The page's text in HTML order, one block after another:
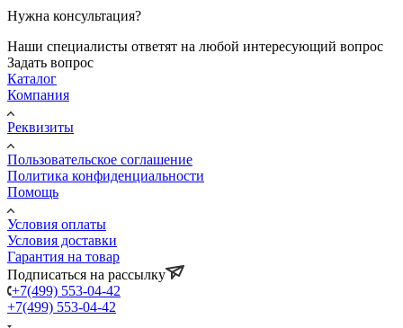
Нужна консультация?
Наши специалисты ответят на любой интересующий вопрос
Задать вопрос
Каталог
Компания
Реквизиты
Пользовательское соглашение
Политика конфиденциальности
Помощь
Условия оплаты
Условия доставки
Гарантия на товар
Подписаться на рассылку
+7(499) 553-04-42
+7(499) 553-04-42